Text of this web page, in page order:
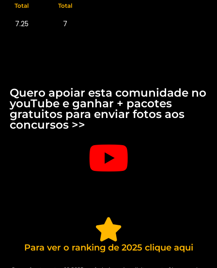
Total
7.25
Total
7
Quero apoiar esta comunidade no
youTube e ganhar + pacotes
gratuitos para enviar fotos aos
concursos >>
Para ver o ranking de 2025 clique aqui